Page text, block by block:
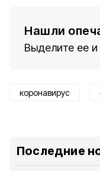
Нашли
Выделите ее
коронавирус
Последние